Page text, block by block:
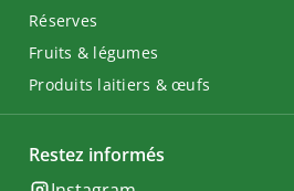
Réserves
Fruits & légumes
Produits laitiers & œufs
Restez informés